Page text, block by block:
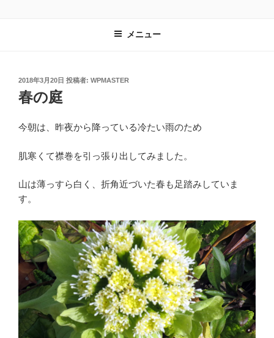
メニュー
投
稿
日:
2018年3月20日 投稿者: WPMASTER
春の庭
今朝は、昨夜から降っている冷たい雨のため
肌寒くて襟巻を引っ張り出してみました。
山は薄っすら白く、折角近づいた春も足踏みしていま
す。